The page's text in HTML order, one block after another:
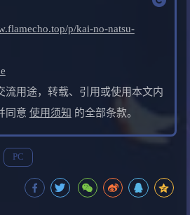
p/kai-no-natsu-
流用途，转载、引用或使用本文内
同意 使用须知 的全部条款。
PC